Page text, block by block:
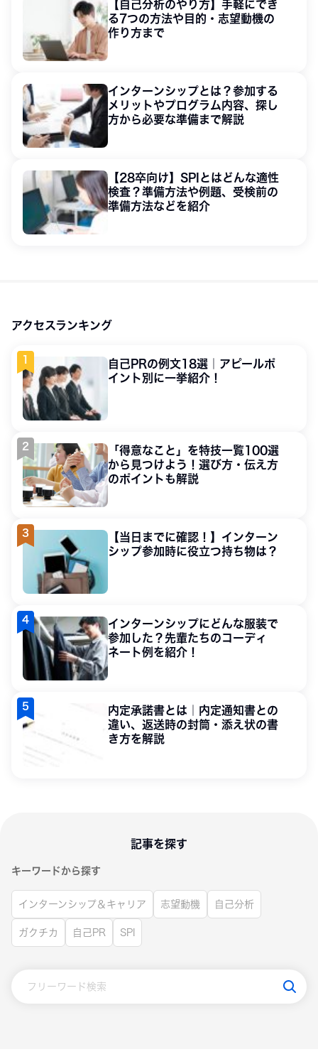
【自己分析のやり方】手軽にでき
る7つの方法や目的・志望動機の
作り方まで
インターンシップとは？参加する
メリットやプログラム内容、探し
方から必要な準備まで解説
【28卒向け】SPIとはどんな適性
検査？準備方法や例題、受検前の
準備方法などを紹介
アクセスランキング
自己PRの例文18選｜アピールポ
イント別に一挙紹介！
「得意なこと」を特技一覧100選
から見つけよう！選び方・伝え方
のポイントも解説
【当日までに確認！】インターン
シップ参加時に役立つ持ち物は？
インターンシップにどんな服装で
参加した？先輩たちのコーディ
ネート例を紹介！
内定承諾書とは｜内定通知書との
違い、返送時の封筒・添え状の書
き方を解説
記事を探す
キーワードから探す
インターンシップ＆キャリア 志望動機 自己分析
ガクチカ 自己PR SPI